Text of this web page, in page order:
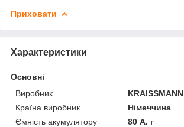
Приховати
Характеристики
Основні
Виробник
KRAISSMANN
Країна виробник
Німеччина
Ємність акумулятору
80 А. г